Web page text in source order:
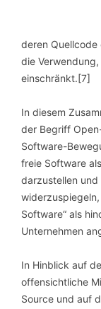
deren
die
einschränkt.[7]
In diesem
der Begriff
Software-
freie Software
darzustellen
Software“ als
Unternehmen
In Hinblick auf
offensichtliche
Source und auf